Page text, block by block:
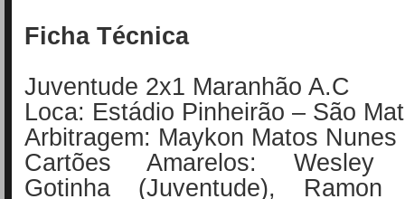
Ficha Técnica
Juventude 2x1 Maranhão A.C
Loca: Estádio Pinheirão – São
Arbitragem: Maykon Matos Nunes
Cartões Amarelos: Wesley
Gotinha (Juventude), Ramon